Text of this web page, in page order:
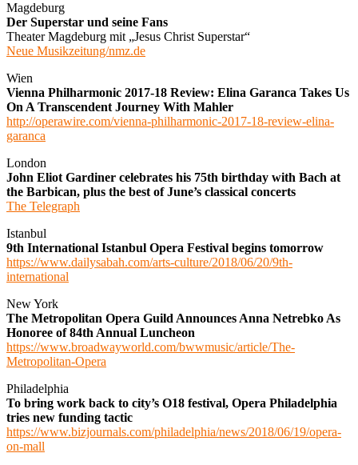
Magdeburg
Der Superstar und seine Fans
Theater Magdeburg mit „Jesus Christ Superstar“
Neue Musikzeitung/nmz.de
Wien
Vienna Philharmonic 2017-18 Review: Elina Garanca Takes Us
On A Transcendent Journey With Mahler
http://operawire.com/vienna-philharmonic-2017-18-review-elina-
garanca
London
John Eliot Gardiner celebrates his 75th birthday with Bach at
the Barbican, plus the best of June’s classical concerts
The Telegraph
Istanbul
9th International Istanbul Opera Festival begins tomorrow
https://www.dailysabah.com/arts-culture/2018/06/20/9th-
international
New York
The Metropolitan Opera Guild Announces Anna Netrebko As
Honoree of 84th Annual Luncheon
https://www.broadwayworld.com/bwwmusic/article/The-
Metropolitan-Opera
Philadelphia
To bring work back to city’s O18 festival, Opera Philadelphia
tries new funding tactic
https://www.bizjournals.com/philadelphia/news/2018/06/19/opera-
on-mall